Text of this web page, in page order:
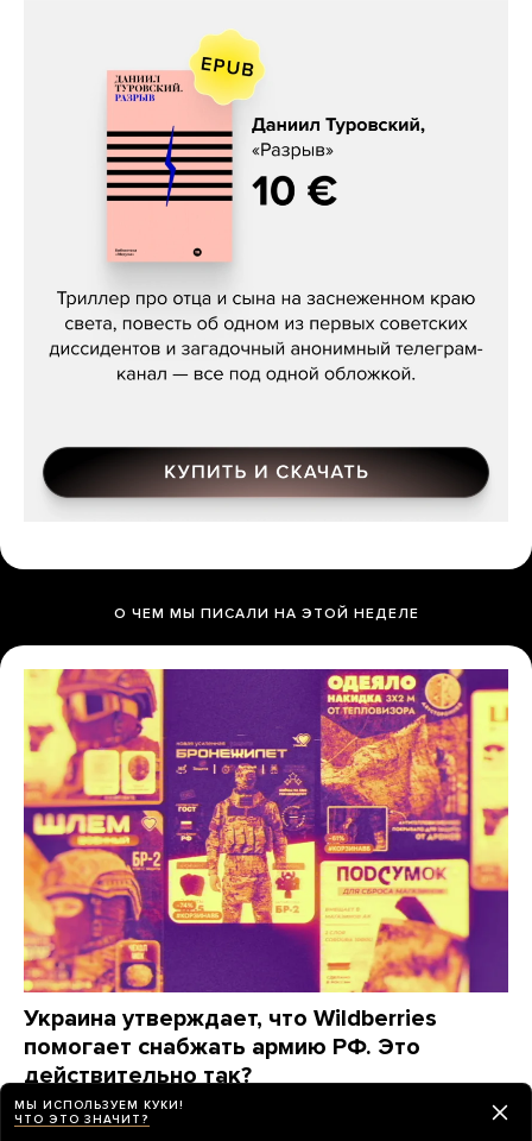
Даниил Туровский, «Разрыв»
О ЧЕМ МЫ ПИСАЛИ НА ЭТОЙ НЕДЕЛЕ
Украина утверждает, что Wildberries
помогает снабжать армию РФ. Это
действительно так?
«Медуза» изучила, какие товары заказывают для
фронта на маркетплейсах (спойлер: даже
МЫ ИСПОЛЬЗУЕМ КУКИ!
ЧТО ЭТО ЗНАЧИТ?